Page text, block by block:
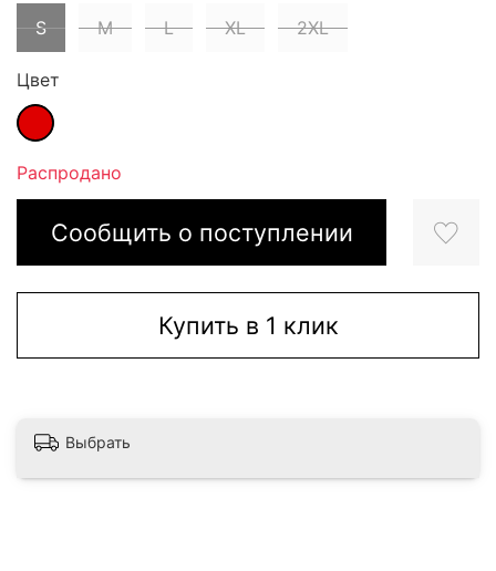
Сообщить о поступлении
Купить в 1 клик
S M L XL 2XL
Цвет
Распродано
Выбрать